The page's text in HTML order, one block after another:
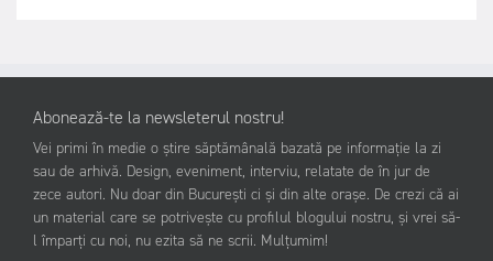
Abonează-te la newsleterul nostru!
Vei primi în medie o știre săptămânală bazată pe informație la zi
sau de arhivă. Design, eveniment, interviu, relatate de în jur de
zece autori. Nu doar din București ci și din alte orașe. De crezi că ai
un material care se potrivește cu profilul blogului nostru, și vrei să-
l împarți cu noi, nu ezita să ne scrii. Mulțumim!